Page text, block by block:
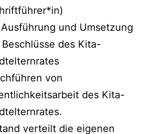
und Umsetzung
des Kita-
von
des Kita-
verteilt die eigenen